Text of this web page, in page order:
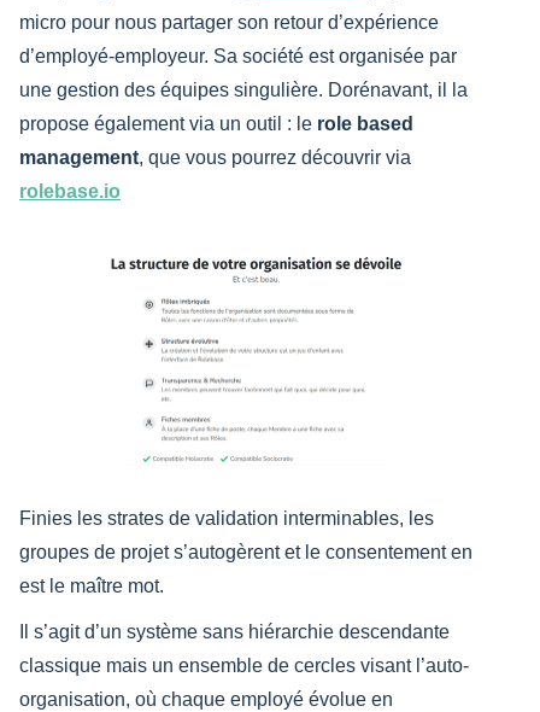
micro pour nous partager son retour d’expérience
d’employé-employeur. Sa société est organisée par
une gestion des équipes singulière. Dorénavant, il la
propose également via un outil : le role based
management, que vous pourrez découvrir via
rolebase.io
Finies les strates de validation interminables, les
groupes de projet s’autogèrent et le consentement en
est le maître mot.
Il s’agit d’un système sans hiérarchie descendante
classique mais un ensemble de cercles visant l’auto-
organisation, où chaque employé évolue en